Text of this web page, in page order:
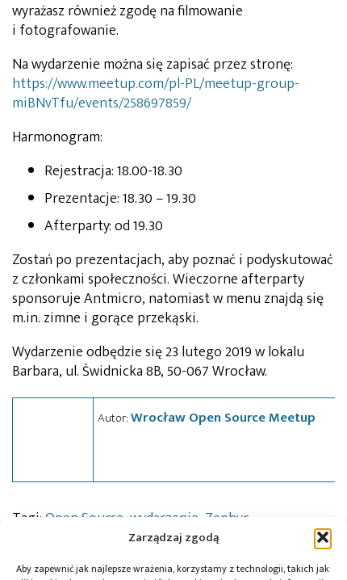
Zarządzaj zgodą
Aby zapewnić jak najlepsze wrażenia, korzystamy z technologii, takich jak
wyrażasz również zgodę na filmowanie
i fotografowanie.
Na wydarzenie można się zapisać przez stronę:
https://www.meetup.com/pl-PL/meetup-group-
miBNvTfu/events/258697859/
Harmonogram:
Rejestracja: 18.00-18.30
Prezentacje: 18.30 – 19.30
Afterparty: od 19.30
Zostań po prezentacjach, aby poznać i podyskutować
z członkami społeczności. Wieczorne afterparty
sponsoruje Antmicro, natomiast w menu znajdą się
m.in. zimne i gorące przekąski.
Wydarzenie odbędzie się 23 lutego 2019 w lokalu
Barbara, ul. Świdnicka 8B, 50-067 Wrocław.
Autor:Wrocław Open Source Meetup
Tagi:Open Source wydarzenie Zephyr